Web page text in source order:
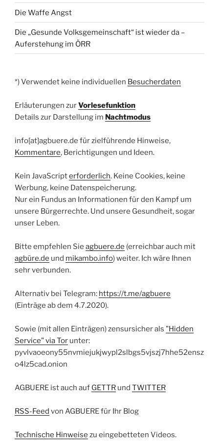
Die Waffe Angst
Die „Gesunde Volksgemeinschaft“ ist wieder da –
Auferstehung im ÖRR
*) Verwendet keine individuellen Besucherdaten
Erläuterungen zurVorlesefunktion
Details zur Darstellung im Nachtmodus
info[at]agbuere.de für zielführende Hinweise,
Kommentare, Berichtigungen und Ideen.
Kein JavaScripterforderlich. Keine Cookies, keine
Werbung, keine Datenspeicherung.
Nur ein Fundus an Informationen für den Kampf um
unsere Bürgerrechte. Und unsere Gesundheit, sogar
unser Leben.
Bitte empfehlen Sie agbuere.de (erreichbar auch mit
agbüre.de und mikambo.info) weiter. Ich wäre Ihnen
sehr verbunden.
Alternativ bei Telegram: https://t.me/agbuere
(Einträge ab dem 4.7.2020).
Sowie (mit allen Einträgen) zensursicher als "Hidden
Service" via Tor unter:
pyvlvaoeony55nvmiejukjwypl2slbgs5vjszj7hhe52ensz
o4lz5cad.onion
AGBUERE ist auch auf GETTR und TWITTER
RSS-Feed von AGBUERE für Ihr Blog
Technische Hinweise zu eingebetteten Videos.